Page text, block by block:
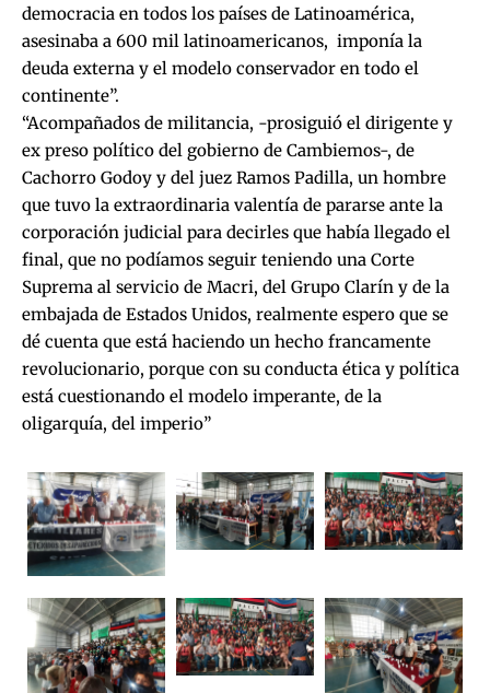
democracia en todos los países de Latinoamérica,
asesinaba a 600 mil latinoamericanos, imponía la
deuda externa y el modelo conservador en todo el
continente”.
“Acompañados de militancia, -prosiguió el dirigente y
ex preso político del gobierno de Cambiemos-, de
Cachorro Godoy y del juez Ramos Padilla, un hombre
que tuvo la extraordinaria valentía de pararse ante la
corporación judicial para decirles que había llegado el
final, que no podíamos seguir teniendo una Corte
Suprema al servicio de Macri, del Grupo Clarín y de la
embajada de Estados Unidos, realmente espero que se
dé cuenta que está haciendo un hecho francamente
revolucionario, porque con su conducta ética y política
está cuestionando el modelo imperante, de la
oligarquía, del imperio”